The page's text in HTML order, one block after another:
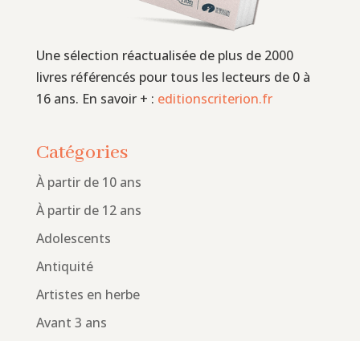
Une sélection réactualisée de plus de 2000
livres référencés pour tous les lecteurs de 0 à
16 ans. En savoir + : editionscriterion.fr
Catégories
À partir de 10 ans
À partir de 12 ans
Adolescents
Antiquité
Artistes en herbe
Avant 3 ans